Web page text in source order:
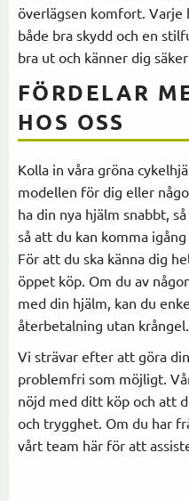
överlägsen komfort. Varje
både bra skydd och en
bra ut och känner dig
FÖRDELAR
HOS OSS
Kolla in våra gröna
modellen för dig eller
ha din nya hjälm snabbt,
så att du kan komma
För att du ska känna dig
öppet köp. Om du av
med din hjälm, kan du
återbetalning utan krångel.
Vi strävar efter att göra
problemfri som möjligt.
nöjd med ditt köp och att
och trygghet. Om du har
vårt team här för att